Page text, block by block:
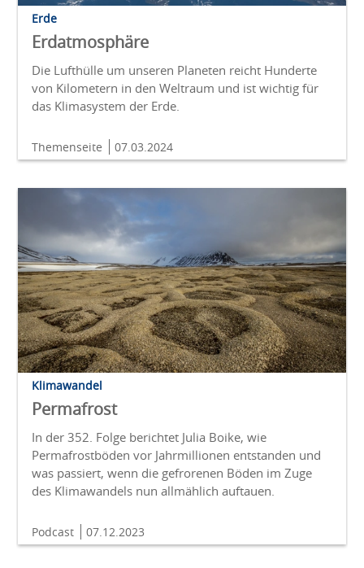
Erde
Erdatmosphäre
Die Lufthülle um unseren Planeten reicht Hunderte
von Kilometern in den Weltraum und ist wichtig für
das Klimasystem der Erde.
Themenseite 07.03.2024
Klimawandel
Permafrost
In der 352. Folge berichtet Julia Boike, wie
Permafrostböden vor Jahrmillionen entstanden und
was passiert, wenn die gefrorenen Böden im Zuge
des Klimawandels nun allmählich auftauen.
Podcast 07.12.2023